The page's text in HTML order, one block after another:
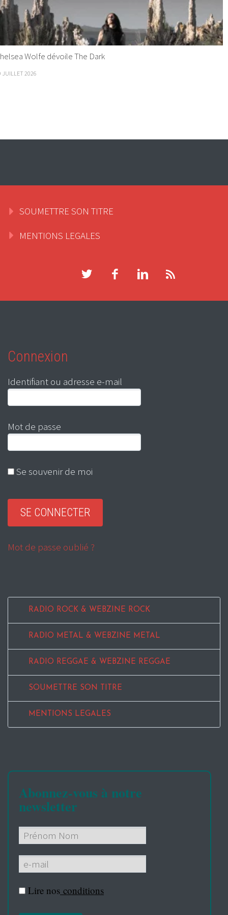
Wolfe dévoile The Dark
JUILLET 2026
SOUMETTRE SON TITRE
MENTIONS LEGALES
Connexion
Identifiant ou adresse e-mail
Mot de passe
Se souvenir de moi
Mot de passe oublié ?
RADIO ROCK & WEBZINE ROCK
RADIO METAL & WEBZINE METAL
RADIO REGGAE & WEBZINE REGGAE
SOUMETTRE SON TITRE
MENTIONS LEGALES
Abonnez-vous à notre
newsletter
Lire nos conditions